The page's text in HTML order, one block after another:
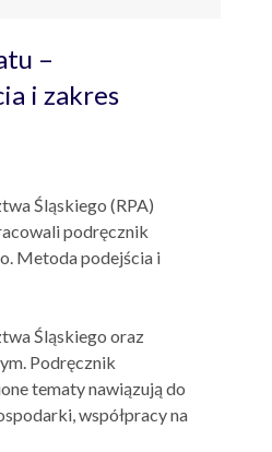
–
i zakres
Śląskiego (RPA)
podręcznik
Metoda podejścia i
Śląskiego oraz
Podręcznik
tematy nawiązują do
współpracy na